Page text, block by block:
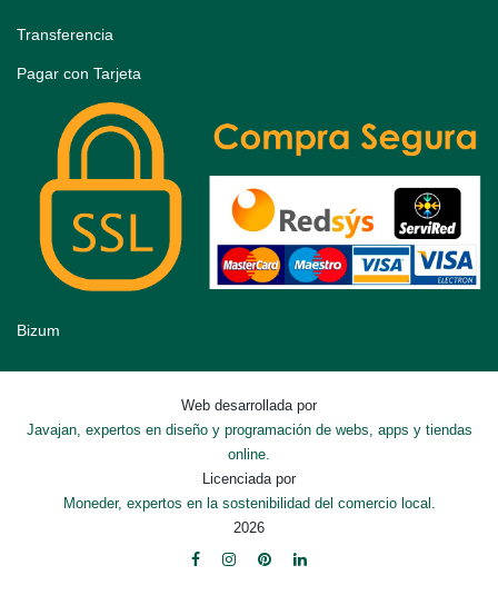
Transferencia
Pagar con Tarjeta
Bizum
Web desarrollada por
Javajan, expertos en diseño y programación de webs, apps y tiendas
online.
Licenciada por
Moneder, expertos en la sostenibilidad del comercio local.
2026